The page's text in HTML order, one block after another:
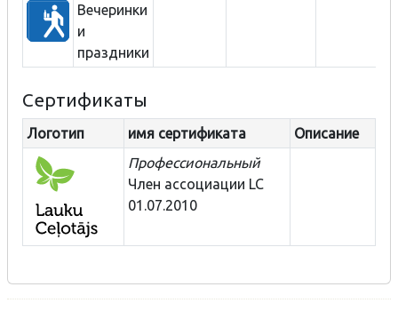
Вечеринки
и
праздники
Сертификаты
Логотип имя сертификата
Описание
Профессиональный
Член ассоциации LC
01.07.2010